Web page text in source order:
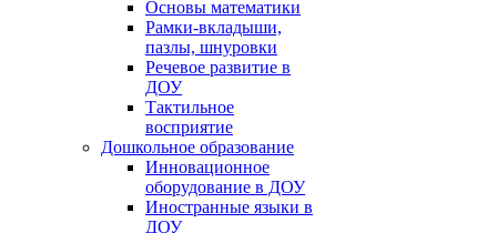
Основы математики
Рамки-вкладыши,
пазлы, шнуровки
Речевое развитие в
ДОУ
Тактильное
восприятие
Дошкольное образование
Инновационное
оборудование в ДОУ
Иностранные языки в
ДОУ